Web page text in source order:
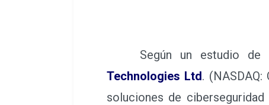
Según un estudio de
Technologies Ltd.
soluciones de